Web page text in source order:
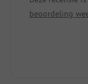
Daarom
Wat eruitzag
Biergarten,
beoordeling